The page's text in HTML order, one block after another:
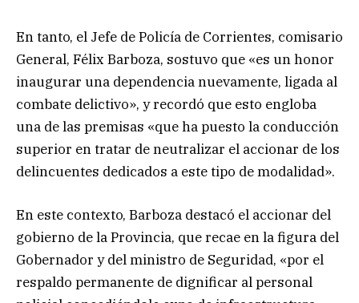
En tanto, el Jefe de Policía de Corrientes, comisario
General, Félix Barboza, sostuvo que «es un honor
inaugurar una dependencia nuevamente, ligada al
combate delictivo», y recordó que esto engloba
una de las premisas «que ha puesto la conducción
superior en tratar de neutralizar el accionar de los
delincuentes dedicados a este tipo de modalidad».
En este contexto, Barboza destacó el accionar del
gobierno de la Provincia, que recae en la figura del
Gobernador y del ministro de Seguridad, «por el
respaldo permanente de dignificar al personal